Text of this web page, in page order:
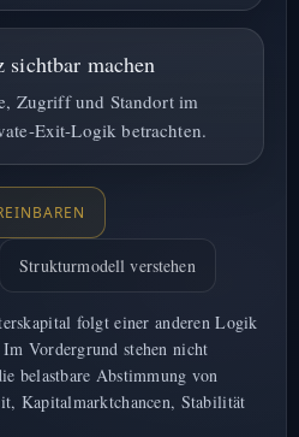
machen
Zugriff und Standort im
Exit-Logik betrachten.
Strukturmodell verstehen
folgt einer anderen Logik
Vordergrund stehen nicht
belastbare Abstimmung von
Kapitalmarktchancen, Stabilität